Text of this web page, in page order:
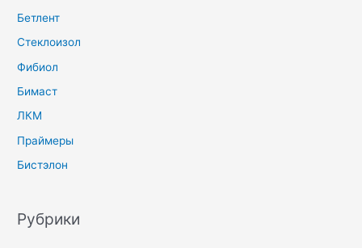
Бетлент
Стеклоизол
Фибиол
Бимаст
ЛКМ
Праймеры
Бистэлон
Рубрики